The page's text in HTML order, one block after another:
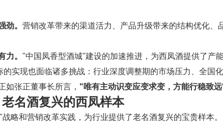
劲。 营销改革带来的渠道活力、产品升级带来的结构优化、
力。 "中国凤香型酒城"建设的加速推进，为西凤酒提供了产
的实现也面临诸多挑战：行业深度调整期的市场压力、全国
如张正董事长所言， "唯有主动识变应变求变，方能行稳致
名酒复兴的西凤样本
略和营销改革实践，为行业提供了老名酒复兴的宝贵样本。